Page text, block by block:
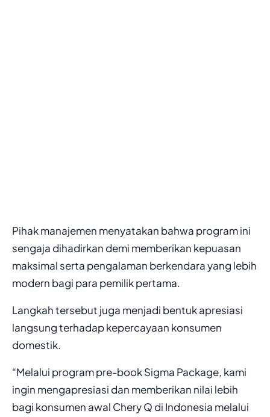
Pihak manajemen menyatakan bahwa program ini
sengaja dihadirkan demi memberikan kepuasan
maksimal serta pengalaman berkendara yang lebih
modern bagi para pemilik pertama.
Langkah tersebut juga menjadi bentuk apresiasi
langsung terhadap kepercayaan konsumen
domestik.
“Melalui program pre-book Sigma Package, kami
ingin mengapresiasi dan memberikan nilai lebih
bagi konsumen awal Chery Q di Indonesia melalui